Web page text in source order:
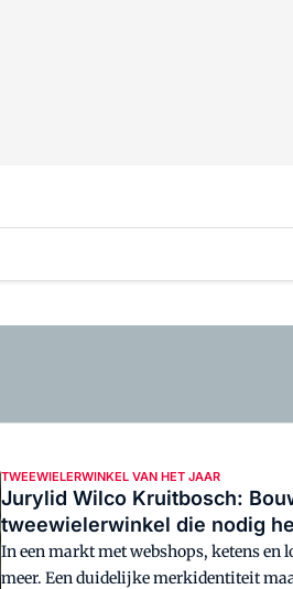
TWEEWIELERWINKEL VAN HET JAAR
Jurylid Wilco Kruitbosch:
tweewielerwinkel die nodig
In een markt met webshops, ketens
meer. Een duidelijke merkidentiteit